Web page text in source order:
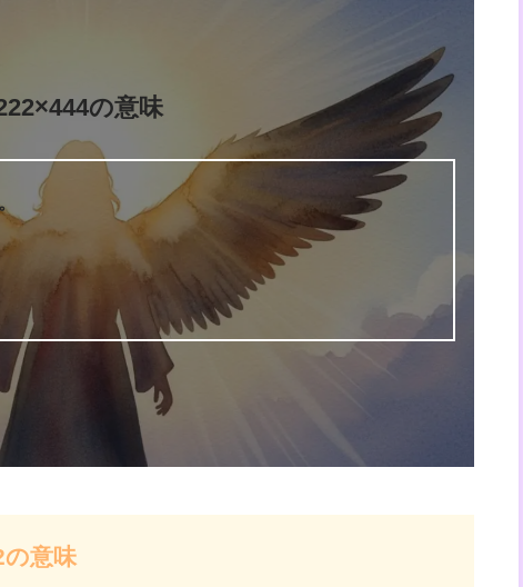
ル・ナンバー 数字に秘められた幸運のメッセー
の意味
意味